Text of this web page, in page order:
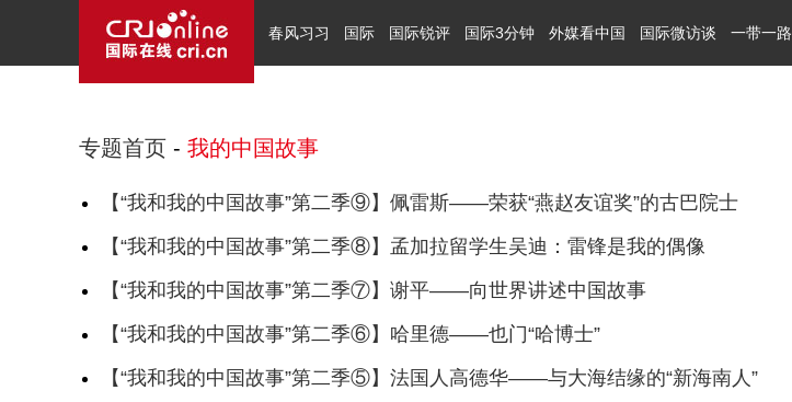
春风习习 国际 国际锐评 国际3分钟 外媒看中国 国际微访谈 一带一路
专题首页 - 我的中国故事
【“我和我的中国故事”第二季⑨】佩雷斯——荣获“燕赵友谊奖”的古巴院士
【“我和我的中国故事”第二季⑧】孟加拉留学生吴迪：雷锋是我的偶像
【“我和我的中国故事”第二季⑦】谢平——向世界讲述中国故事
【“我和我的中国故事”第二季⑥】哈里德——也门“哈博士”
【“我和我的中国故事”第二季⑤】法国人高德华——与大海结缘的“新海南人”